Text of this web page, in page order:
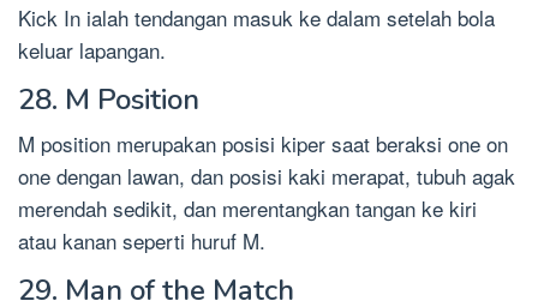
Kick In ialah tendangan masuk ke dalam setelah bola
keluar lapangan.
28. M Position
M position merupakan posisi kiper saat beraksi one on
one dengan lawan, dan posisi kaki merapat, tubuh agak
merendah sedikit, dan merentangkan tangan ke kiri
atau kanan seperti huruf M.
29. Man of the Match